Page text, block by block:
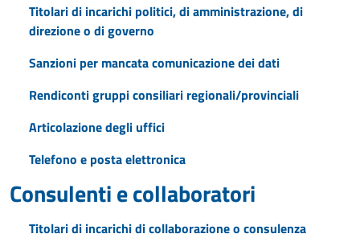
Titolari di incarichi politici, di amministrazione, di
direzione o di governo
Sanzioni per mancata comunicazione dei dati
Rendiconti gruppi consiliari regionali/provinciali
Articolazione degli uffici
Telefono e posta elettronica
Consulenti e collaboratori
Titolari di incarichi di collaborazione o consulenza